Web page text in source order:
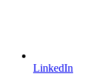
LinkedIn